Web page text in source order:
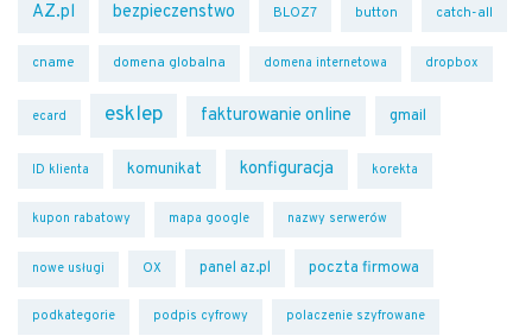
AZ.pl bezpieczenstwo BLOZ7 button catch-all
cname domena globalna domena internetowa dropbox
ecard esklep fakturowanie online gmail
ID klienta komunikat konfiguracja korekta
kupon rabatowy mapa google nazwy serwerów
nowe usługi OX panel az.pl poczta firmowa
podkategorie podpis cyfrowy polaczenie szyfrowane